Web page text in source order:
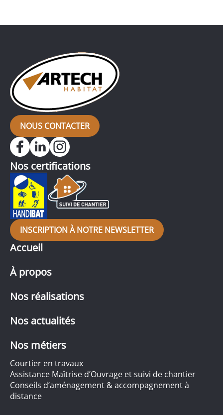
NOUS CONTACTER
Accueil
À propos
Nos réalisations
Nos actualités
Nos métiers
Courtier en travaux
Assistance Maîtrise d’Ouvrage et suivi de chantier
Conseils d’aménagement & accompagnement à
distance
Nos certifications
INSCRIPTION À NOTRE NEWSLETTER